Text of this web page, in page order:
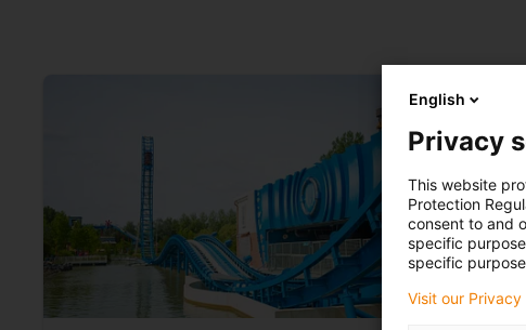
English
Privacy
This website
Protection
consent to and
specific
specific
Visit our